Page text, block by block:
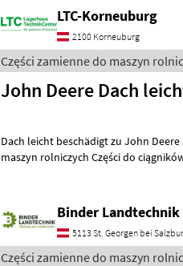
LTC-Korneuburg
2100 Korneuburg
Części zamienne do maszyn
John Deere Dach
Dach leicht beschädigt zu John Deere 5R Serie Części
maszyn rolniczych Części do
Binder Landtechnik
5113 St. Georgen bei
Części zamienne do maszyn